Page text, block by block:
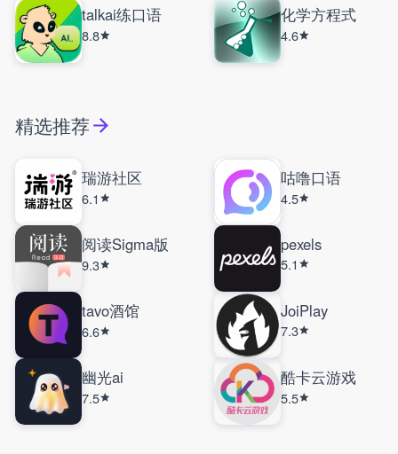
talkai练口语
8.8
化学方程式
4.6
精选推荐
瑞游社区
6.1
咕噜口语
4.5
阅读Sigma版
9.3
pexels
5.1
tavo酒馆
6.6
JoiPlay
7.3
幽光ai
7.5
酷卡云游戏
5.5